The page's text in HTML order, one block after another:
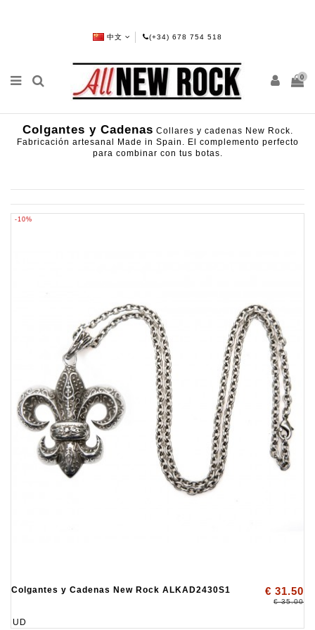
中文 (+34) 678 754 518
0
Colgantes y Cadenas Collares y cadenas New Rock.
Fabricación artesanal Made in Spain. El complemento perfecto
para combinar con tus botas.
-10%
Colgantes y Cadenas New Rock ALKAD2430S1 € 31.50
€ 35.00
UD